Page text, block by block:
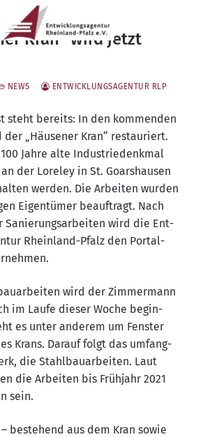
Kran“ wird jetzt
NEWS ENTWICKLUNGSAGENTUR RLP
steht bereits: In den kom­men­den
der „Häu­se­ner Kran“ restau­riert.
Jah­re alte Indus­trie­denk­mal
der Lore­ley in St. Goar­shau­sen
wer­den. Die Arbei­ten wur­den
Eigen­tü­mer beauf­tragt. Nach
Sanie­rungs­ar­bei­ten wird die Ent­
Rhein­land-Pfalz den Por­tal­
wird der Zim­mer­mann
im Lau­fe die­ser Woche begin­
es unter ande­rem um Fens­ter
Krans. Dar­auf folgt das umfang­
die Stahl­bau­ar­bei­ten. Laut
die Arbei­ten bis Früh­jahr 2021
sein.
bestehend aus dem Kran sowie